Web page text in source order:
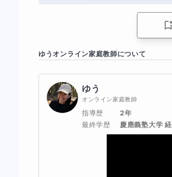
でも、わかっていても、言ってしま
ゲームならこんなに熱中して取り組
ゲームみたいに勉強できたらいいのに
その思いから誕生したオリジナルゲ
ゆうオンライン家庭教師について
ゆう
オンライン家庭教師
指導歴
2年
最終学歴
慶應義塾大学